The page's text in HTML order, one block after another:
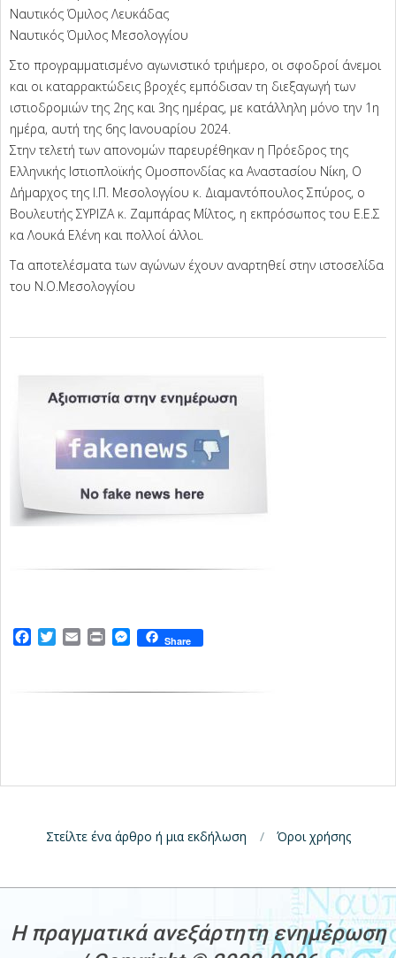
Ναυτικός Όμιλος Λευκάδας
Ναυτικός Όμιλος Μεσολογγίου
Στο προγραμματισμένο αγωνιστικό τριήμερο, οι σφοδροί άνεμοι
και οι καταρρακτώδεις βροχές εμπόδισαν τη διεξαγωγή των
ιστιοδρομιών της 2ης και 3ης ημέρας, με κατάλληλη μόνο την 1η
ημέρα, αυτή της 6ης Ιανουαρίου 2024.
Στην τελετή των απονομών παρευρέθηκαν η Πρόεδρος της
Ελληνικής Ιστιοπλοϊκής Ομοσπονδίας κα Αναστασίου Νίκη, Ο
Δήμαρχος της Ι.Π. Μεσολογγίου κ. Διαμαντόπουλος Σπύρος, ο
Βουλευτής ΣΥΡΙΖΑ κ. Ζαμπάρας Μίλτος, η εκπρόσωπος του Ε.Ε.Σ
κα Λουκά Ελένη και πολλοί άλλοι.
Τα αποτελέσματα των αγώνων έχουν αναρτηθεί στην ιστοσελίδα
του Ν.Ο.Μεσολογγίου
Facebook
TwitterEmailPrintMessenger
Share
Στείλτε ένα άρθρο ή μια εκδήλωση Όροι χρήσης
H πραγματικά ανεξάρτητη ενημέρωση